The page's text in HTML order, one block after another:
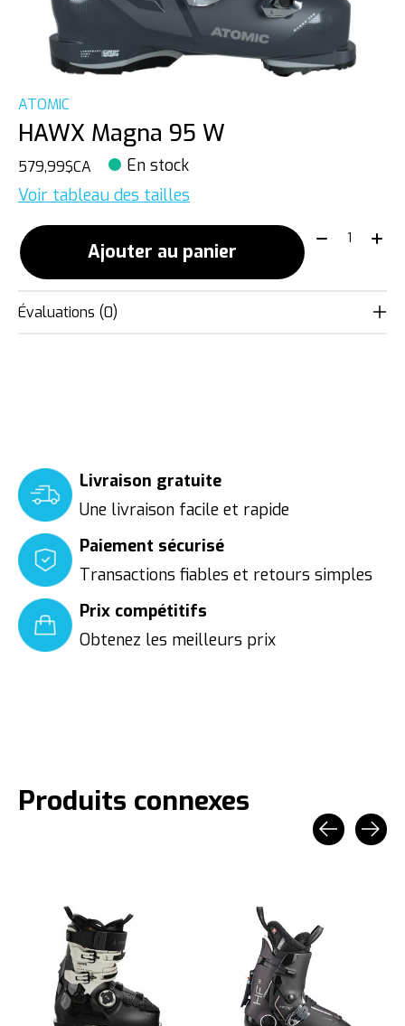
ATOMIC
HAWX Magna 95 W
579,99$CA En stock
Voir tableau des tailles
Ajouter au panier
Quantité:
Évaluations (0)
Livraison gratuite
Une livraison facile et rapide
Paiement sécurisé
Transactions fiables et retours simples
Prix compétitifs
Obtenez les meilleurs prix
Produits connexes